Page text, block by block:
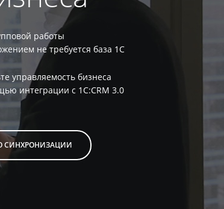
работы
не требуется база 1С
управляемость бизнеса
интеграции с 1С:CRM 3.0
СИНХРОНИЗАЦИИ